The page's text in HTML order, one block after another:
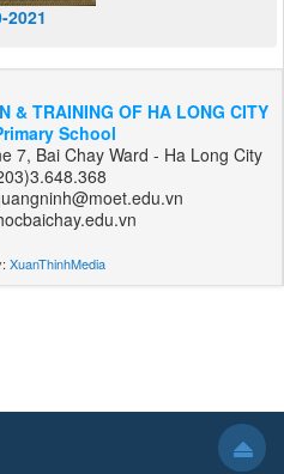
& TRAINING OF HA LONG CITY
School
7, Bai Chay Ward - Ha Long City
XuanThinhMedia